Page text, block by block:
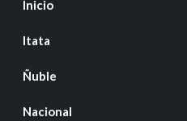
Inicio
Itata
Ñuble
Nacional